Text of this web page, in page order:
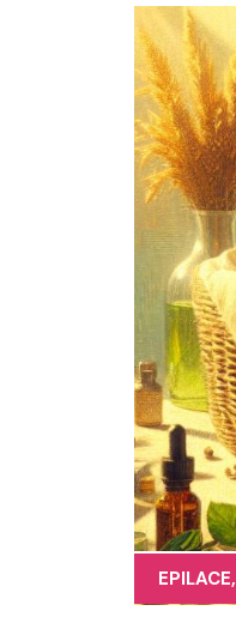
EPILACE,